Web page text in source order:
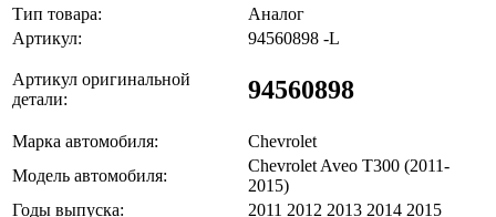
Тип товара:
Аналог
Артикул:
94560898 -L
Артикул оригинальной
детали:
94560898
Марка автомобиля:
Chevrolet
Модель автомобиля:
Chevrolet Aveo T300 (2011-
2015)
Годы выпуска:
2011 2012 2013 2014 2015